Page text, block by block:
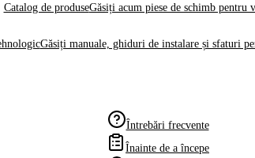
Catalog de produseGăsiți acum piese de schimb pentru
Găsiți manuale, ghiduri de instalare și sfaturi
Întrebări frecvente
Înainte de a începe